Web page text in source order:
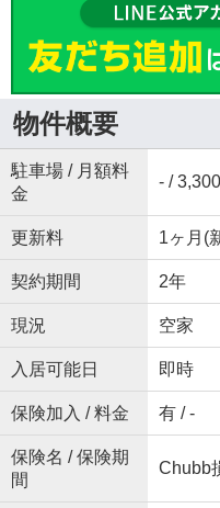
物件概要
駐車場 / 月額料
金
- /
更新料 1ヶ月(
契約期間 2年
現況 空家
入居可能日 即時
保険加入 / 料金 有 / -
保険名 / 保険期
間
Chubb